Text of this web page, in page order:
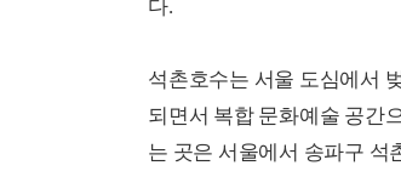
다.
석촌호수는 서울 도심에서
되면서 복합 문화예술 공간
는 곳은 서울에서 송파구 석